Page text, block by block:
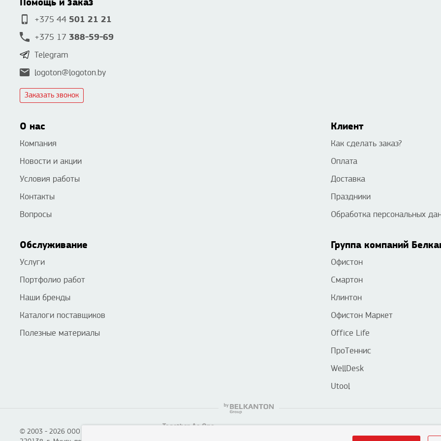
Помощь и заказ
+375 44 501 21 21
+375 17 388-59-69
Telegram
logoton@logoton.by
Заказать звонок
О нас
Компания
Новости и акции
Условия работы
Контакты
Вопросы
Клиент
Как сделать заказ?
Оплата
Доставка
Праздники
Обработка персональных
Обслуживание
Услуги
Портфолио работ
Наши бренды
Каталоги поставщиков
Полезные материалы
Группа компаний
Офистон
Смартон
Клинтон
Офистон Маркет
Office Life
ПроТеннис
WellDesk
Utool
© 2003 - 2026 ООО «Смартон», Логотон™
Together As One